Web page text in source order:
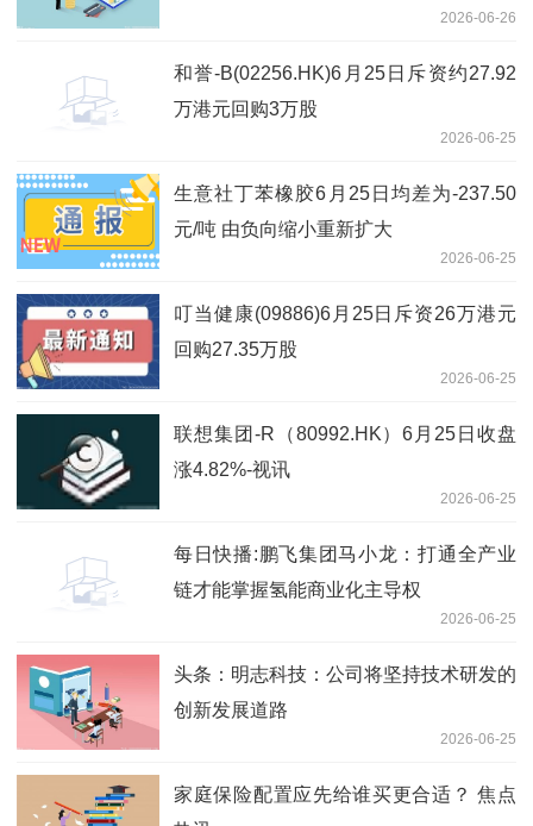
2026-06-26
和誉-B(02256.HK)6月25日斥资约27.92
万港元回购3万股
2026-06-25
生意社丁苯橡胶6月25日均差为-237.50
元/吨 由负向缩小重新扩大
2026-06-25
叮当健康(09886)6月25日斥资26万港元
回购27.35万股
2026-06-25
联想集团-R（80992.HK）6月25日收盘
涨4.82%-视讯
2026-06-25
每日快播:鹏飞集团马小龙：打通全产业
链才能掌握氢能商业化主导权
2026-06-25
头条：明志科技：公司将坚持技术研发的
创新发展道路
2026-06-25
家庭保险配置应先给谁买更合适？ 焦点